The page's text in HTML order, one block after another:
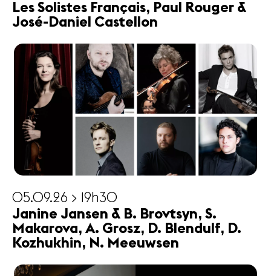
Les Solistes Français, Paul Rouger &
José-Daniel Castellon
05.09.26 > 19h30
Janine Jansen & B. Brovtsyn, S.
Makarova, A. Grosz, D. Blendulf, D.
Kozhukhin, N. Meeuwsen